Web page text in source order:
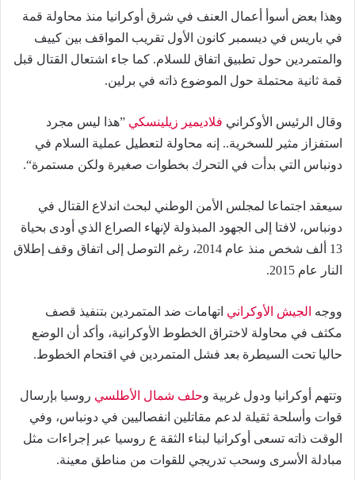
وهذا بعض أسوأ أعمال العنف في شرق أوكرانيا منذ محاولة قمة
في باريس في ديسمبر كانون الأول تقريب المواقف بين كييف
والمتمردين حول تطبيق اتفاق للسلام. كما جاء اشتعال القتال قبل
قمة ثانية محتملة حول الموضوع ذاته في برلين.
وقال الرئيس الأوكراني فلاديمير زيلينسكي ”هذا ليس مجرد
استفزاز مثير للسخرية.. إنه محاولة لتعطيل عملية السلام في
دونباس التي بدأت في التحرك بخطوات صغيرة ولكن مستمرة“.
سيعقد اجتماعا لمجلس الأمن الوطني لبحث اندلاع القتال في
دونباس، لافتا إلى الجهود المبذولة لإنهاء الصراع الذي أودى بحياة
13 ألف شخص منذ عام 2014، رغم التوصل إلى اتفاق وقف إطلاق
النار عام 2015.
ووجه الجيش الأوكراني اتهامات ضد المتمردين بتنفيذ قصف
مكثف في محاولة لاختراق الخطوط الأوكرانية، وأكد أن الوضع
حاليا تحت السيطرة بعد فشل المتمردين في اقتحام الخطوط.
وتتهم أوكرانيا ودول غربية وحلف شمال الأطلسي روسيا بإرسال
قوات وأسلحة ثقيلة لدعم مقاتلين انفصاليين في دونباس، وفي
الوقت ذاته تسعى أوكرانيا لبناء الثقة ع روسيا عبر إجراءات مثل
مبادلة الأسرى وسحب تدريجي للقوات من مناطق معينة.